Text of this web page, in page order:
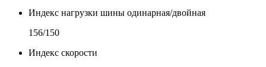
Индекс нагрузки шины одинарная/двойная
156/150
Индекс скорости